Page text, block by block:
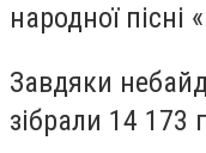
народної пісні
Завдяки
зібрали 14 173